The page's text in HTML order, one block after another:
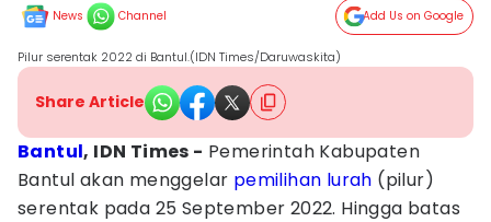
News Channel Add Us on Google
Pilur serentak 2022 di Bantul.(IDN Times/Daruwaskita)
Share Article
Bantul, IDN Times - ‎Pemerintah Kabupaten
Bantul akan menggelar pemilihan lurah (pilur)
serentak pada 25 September 2022. Hingga batas